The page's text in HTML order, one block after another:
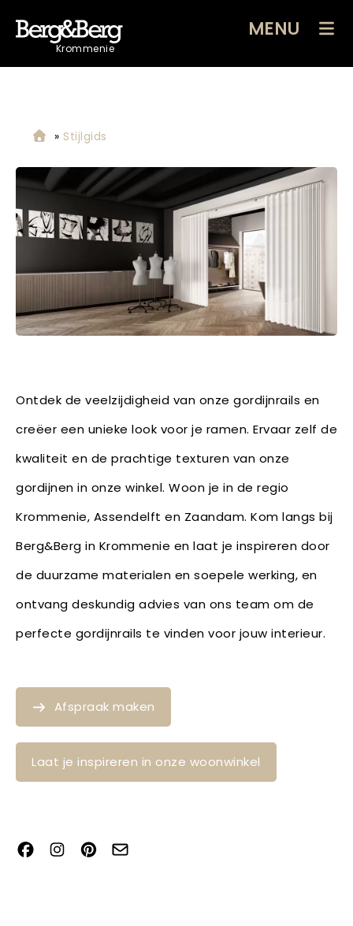
Krommenie
MENU
» Stijlgids
Ontdek de veelzijdigheid van onze gordijnrails en
creëer een unieke look voor je ramen. Ervaar zelf de
kwaliteit en de prachtige texturen van onze
gordijnen in onze winkel. Woon je in de regio
Krommenie, Assendelft en Zaandam. Kom langs bij
Berg&Berg in Krommenie en laat je inspireren door
de duurzame materialen en soepele werking, en
ontvang deskundig advies van ons team om de
perfecte gordijnrails te vinden voor jouw interieur.
Afspraak maken
Laat je inspireren in onze woonwinkel